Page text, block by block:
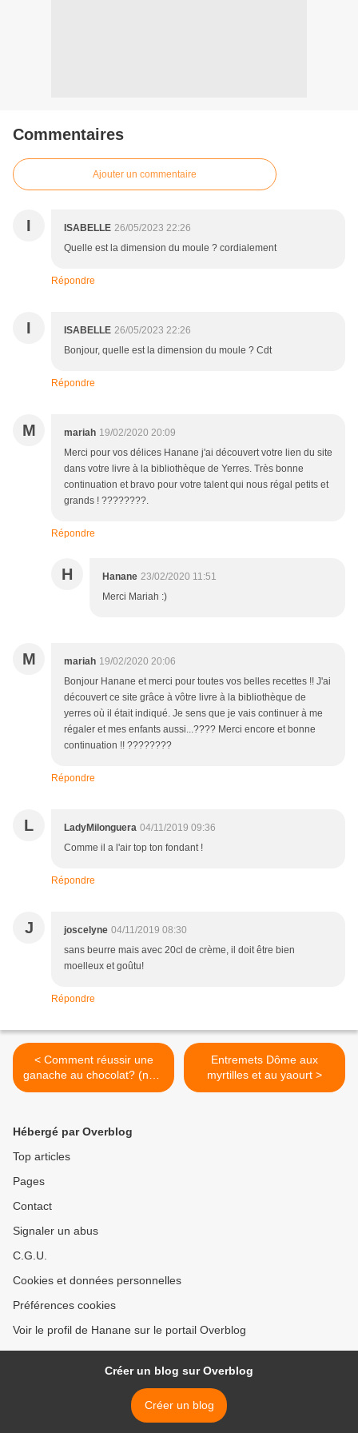
Commentaires
Ajouter un commentaire
I ISABELLE 26/05/2023 22:26
Quelle est la dimension du moule ? cordialement
Répondre
I ISABELLE 26/05/2023 22:26
Bonjour, quelle est la dimension du moule ? Cdt
Répondre
M mariah 19/02/2020 20:09
Merci pour vos délices Hanane j'ai découvert votre lien du site
dans votre livre à la bibliothèque de Yerres. Très bonne
continuation et bravo pour votre talent qui nous régal petits et
grands ! ????????.
Répondre
H Hanane 23/02/2020 11:51
Merci Mariah :)
M mariah 19/02/2020 20:06
Bonjour Hanane et merci pour toutes vos belles recettes !! J'ai
découvert ce site grâce à vôtre livre à la bibliothèque de
yerres où il était indiqué. Je sens que je vais continuer à me
régaler et mes enfants aussi...???? Merci encore et bonne
continuation !! ????????
Répondre
L LadyMilonguera 04/11/2019 09:36
Comme il a l'air top ton fondant !
Répondre
J joscelyne 04/11/2019 08:30
sans beurre mais avec 20cl de crème, il doit être bien
moelleux et goûtu!
Répondre
< Comment réussir une
ganache au chocolat? (noir,
au lait ou blanc)
Entremets Dôme aux
myrtilles et au yaourt >
Hébergé par Overblog
Top articles
Pages
Contact
Signaler un abus
C.G.U.
Cookies et données personnelles
Préférences cookies
Voir le profil de Hanane sur le portail Overblog
Créer un blog sur Overblog
Créer un blog